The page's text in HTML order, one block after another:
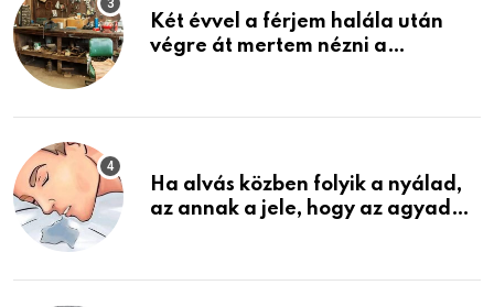
Két évvel a férjem halála után
végre át mertem nézni a
életemet
Ha alvás közben folyik a nyálad,
az annak a jele, hogy az agyad…